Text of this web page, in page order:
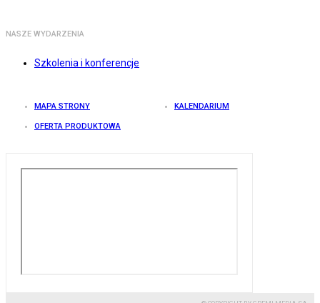
NASZE WYDARZENIA
Szkolenia i konferencje
MAPA STRONY KALENDARIUM
OFERTA PRODUKTOWA